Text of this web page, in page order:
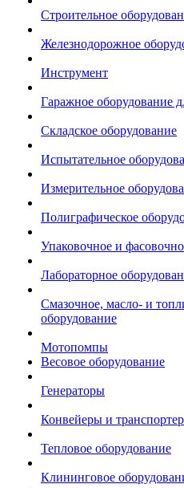
Строительное
Железнодорожное
Инструмент
Гаражное оборудование
Складское оборудование
Испытательное
Измерительное
Полиграфическое
Упаковочное и
Лабораторное
Смазочное, масло- и
оборудование
Мотопомпы
Весовое оборудование
Генераторы
Конвейеры и
Тепловое оборудование
Клининговое